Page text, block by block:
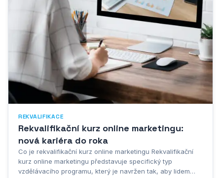
REKVALIFIKACE
Rekvalifikační kurz online marketingu:
nová kariéra do roka
Co je rekvalifikační kurz online marketingu Rekvalifikační
kurz online marketingu představuje specifický typ
vzdělávacího programu, který je navržen tak, aby lidem